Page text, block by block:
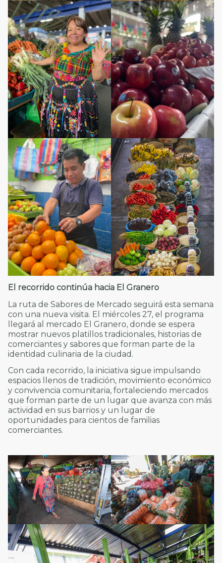
El recorrido continúa hacia El Granero
La ruta de Sabores de Mercado seguirá esta semana
con una nueva visita. El miércoles 27, el programa
llegará al mercado El Granero, donde se espera
mostrar nuevos platillos tradicionales, historias de
comerciantes y sabores que forman parte de la
identidad culinaria de la ciudad.
Con cada recorrido, la iniciativa sigue impulsando
espacios llenos de tradición, movimiento económico
y convivencia comunitaria, fortaleciendo mercados
que forman parte de un lugar que avanza con más
actividad en sus barrios y un lugar de
oportunidades para cientos de familias
comerciantes.